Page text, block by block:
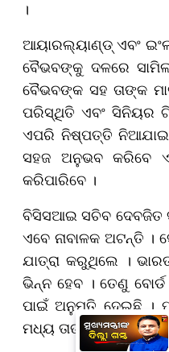
।
ଆୟାରଲ୍ୟାଣ୍ଡ୍ ଏବଂ
ବୈଭବଙ୍କୁ ଦଳରେ
ବୈଭବଙ୍କ ସହ ତାଙ୍କ
ପରିସ୍ଥିତି ଏବଂ ସିନିୟର
ଏପରି ନିଷ୍ପତ୍ତି
ସହଜ ଅନୁଭବ କରିବେ
କରିପାରିବେ ।
ବିସିସଆଇ ସଚିବ ଦେବଜିତ
ଏବେ ନାବାଳକ ଅଟନ୍ତି ।
ଯାତ୍ରା କରୁଥିଲେ ।
ଭିନ୍ନ ହେବ । ତେଣୁ
ପାଇଁ ଅନୁମତି ଦେଇଛି ।
ମଧ୍ୟ ତାଙ୍କ ସହ